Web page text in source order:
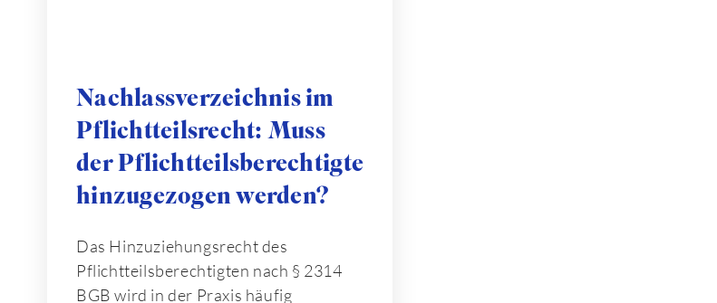
Nachlassverzeichnis im
Pflichtteilsrecht: Muss
der Pflichtteilsberechtigte
hinzugezogen werden?
Das Hinzuziehungsrecht des
Pflichtteilsberechtigten nach § 2314
BGB wird in der Praxis häufig